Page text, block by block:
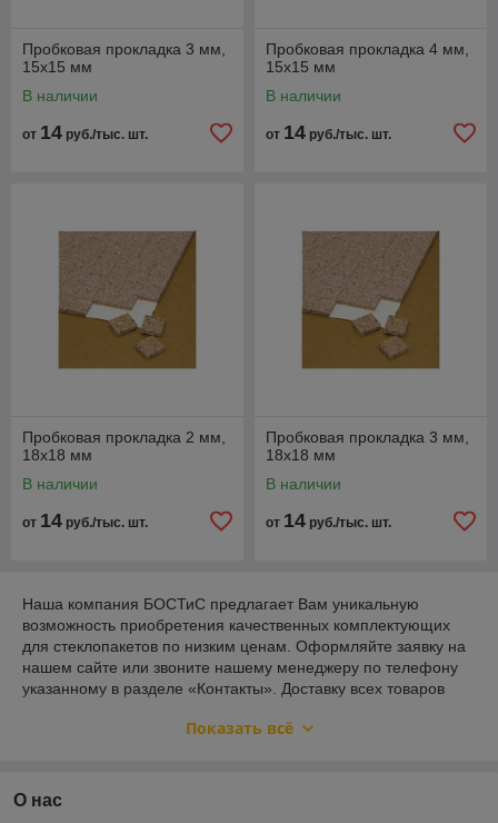
повреждений.
Необходима для хранения,
транспортировки стекла, а также
других листовых материалов от
механических повреждений.
Пробковая прокладка 3 мм,
15х15 мм
В наличии
от 14 руб./тыс. шт.
Пробковая прокладка 4 мм,
15х15 мм
В наличии
от 14 руб./тыс. шт.
Пробковая прокладка 2 мм,
18х18 мм
В наличии
от 14 руб./тыс. шт.
Пробковая прокладка 3 мм,
18х18 мм
В наличии
от 14 руб./тыс. шт.
Наша компания БОСТиС предлагает Вам уникальную
возможность приобретения качественных комплектующих
для стеклопакетов по низким ценам. Оформляйте заявку на
нашем сайте или звоните нашему менеджеру по телефону
указанному в разделе «Контакты». Доставку всех товаров
осуществляется наличным и безналичным способом.
Показать всё
О нас